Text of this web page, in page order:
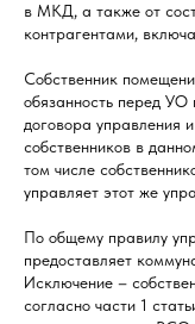
в МКД, а также от
контрагентами,
Собственник
обязанность перед УО
договора управления
собственников в
том числе
управляет этот же
По общему правилу
предоставляет
Исключение –
согласно части 1